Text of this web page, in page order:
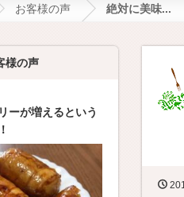
お客様の声 絶対に美味...
様の声
ーが増えるという